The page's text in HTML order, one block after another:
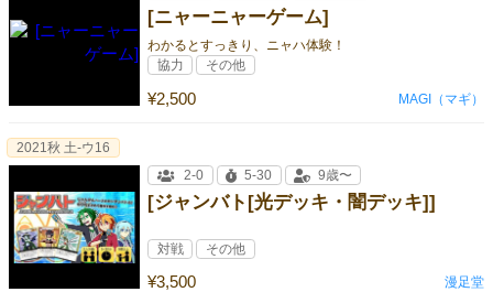
[ニャーニャーゲーム]
わかるとすっきり、ニャハ体験！
¥2,500
協力 その他
MAGI（マギ）
[ジャンバト[光デッキ・闇デッキ]]
¥3,500
2021秋 土-ウ16
2-0
5-30 9歳〜
対戦 その他
漫足堂